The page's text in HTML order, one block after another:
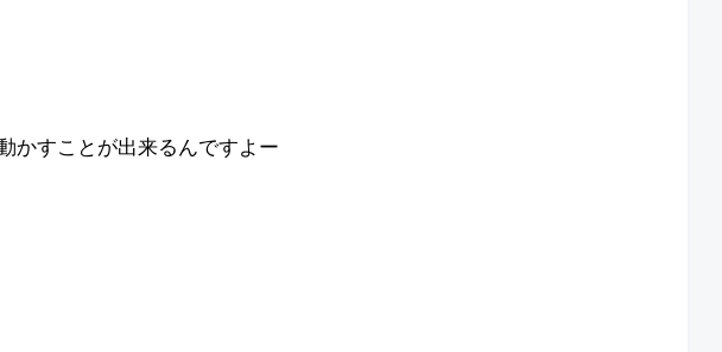
かすことが出来るんですよー